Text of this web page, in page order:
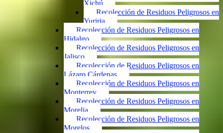
Xichú
Recolección de Residuos Peligrosos en
Yuriria
Recolección de Residuos Peligrosos en
Hidalgo
Recolección de Residuos Peligrosos en
Jalisco
Recolección de Residuos Peligrosos en
Lázaro Cárdenas
Recolección de Residuos Peligrosos en
Monterrey
Recolección de Residuos Peligrosos en
Morelia
Recolección de Residuos Peligrosos en
Morelos